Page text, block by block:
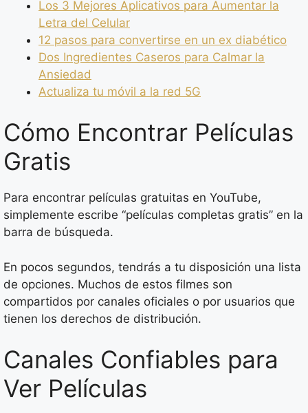
Los 3 Mejores Aplicativos para Aumentar la
Letra del Celular
12 pasos para convertirse en un ex diabético
Dos Ingredientes Caseros para Calmar la
Ansiedad
Actualiza tu móvil a la red 5G
Cómo Encontrar Películas
Gratis
Para encontrar películas gratuitas en YouTube,
simplemente escribe “películas completas gratis” en la
barra de búsqueda.
En pocos segundos, tendrás a tu disposición una lista
de opciones. Muchos de estos filmes son
compartidos por canales oficiales o por usuarios que
tienen los derechos de distribución.
Canales Confiables para
Ver Películas